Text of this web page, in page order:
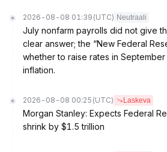
2026-08-08 01:39 (UTC) Neutraali
July nonfarm payrolls did not give
clear answer; the “New Federal
whether to raise rates in
inflation.
2026-08-08 00:25 (UTC) Laskeva
Morgan Stanley: Expects Federal
shrink by $1.5 trillion